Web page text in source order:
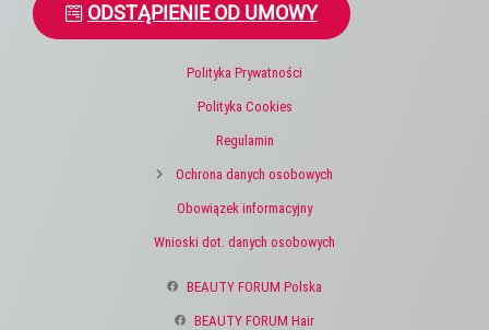
ODSTĄPIENIE OD UMOWY
Polityka Prywatności
Polityka Cookies
Regulamin
Ochrona danych osobowych
Obowiązek informacyjny
Wnioski dot. danych osobowych
BEAUTY FORUM Polska
BEAUTY FORUM Hair